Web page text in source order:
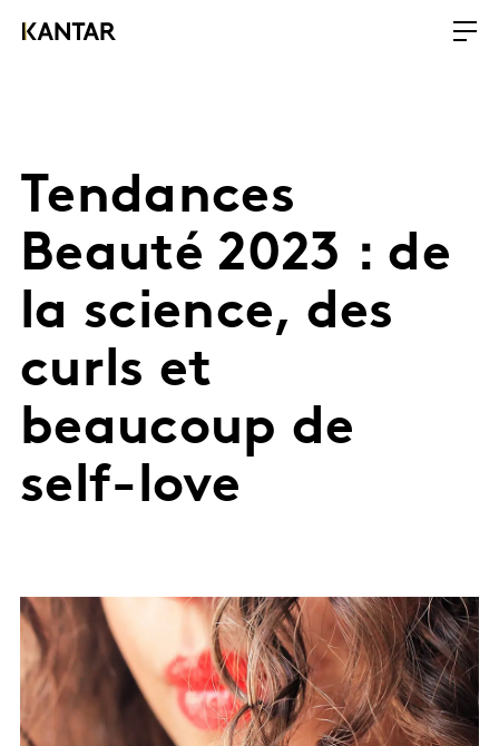
Tendances
Beauté 2023 : de
la science, des
curls et
beaucoup de
self-love